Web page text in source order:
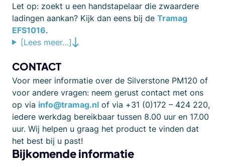
Let op: zoekt u een handstapelaar die zwaardere
ladingen aankan? Kijk dan eens bij de Tramag
EFS1016.
[Lees meer…]
CONTACT
Voor meer informatie over de Silverstone PM120 of
voor andere vragen: neem gerust contact met ons
op via info@tramag.nl of via +31 (0)172 – 424 220,
iedere werkdag bereikbaar tussen 8.00 uur en 17.00
uur. Wij helpen u graag het product te vinden dat
het best bij u past!
Bijkomende informatie